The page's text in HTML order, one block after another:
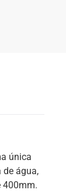
única
água,
400mm.